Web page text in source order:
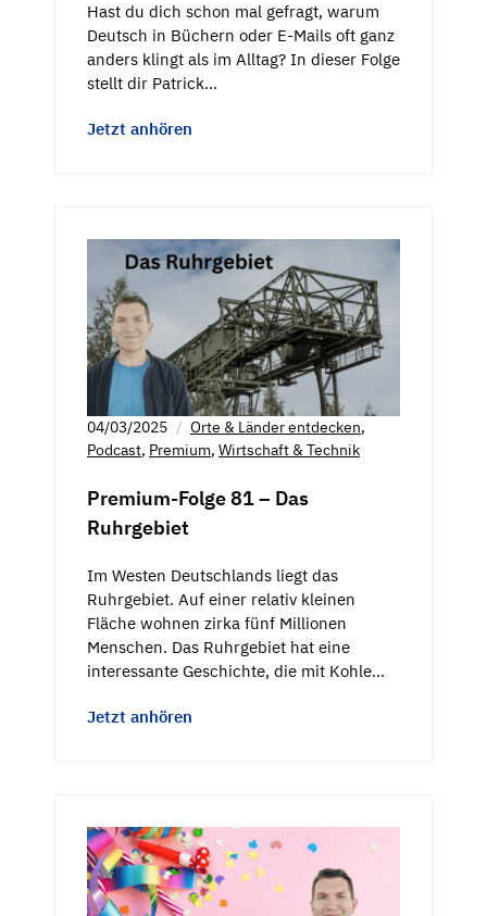
Hast du dich schon mal gefragt, warum
Deutsch in Büchern oder E-Mails oft ganz
anders klingt als im Alltag? In dieser Folge
stellt dir Patrick…
Jetzt anhören
04/03/2025 Orte & Länder entdecken,
Podcast, Premium, Wirtschaft & Technik
Premium-Folge 81 – Das
Ruhrgebiet
Im Westen Deutschlands liegt das
Ruhrgebiet. Auf einer relativ kleinen
Fläche wohnen zirka fünf Millionen
Menschen. Das Ruhrgebiet hat eine
interessante Geschichte, die mit Kohle…
Jetzt anhören